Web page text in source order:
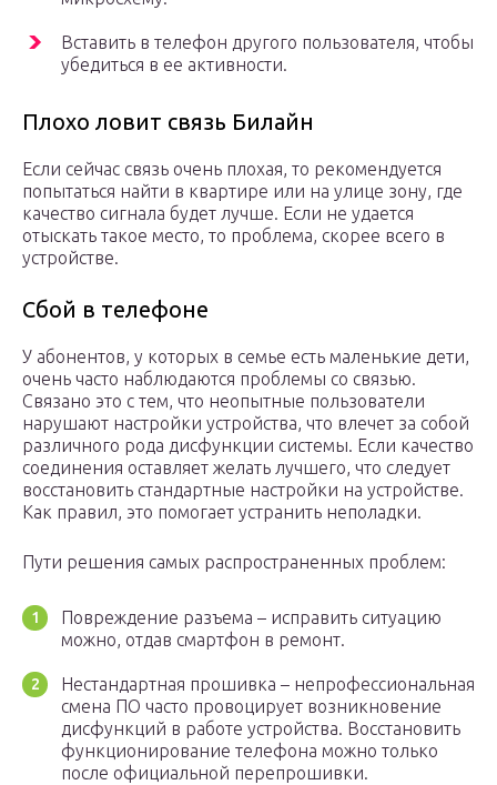
Вставить в телефон другого пользователя, чтобы
убедиться в ее активности.
Плохо ловит связь Билайн
Если сейчас связь очень плохая, то рекомендуется
попытаться найти в квартире или на улице зону, где
качество сигнала будет лучше. Если не удается
отыскать такое место, то проблема, скорее всего в
устройстве.
Сбой в телефоне
У абонентов, у которых в семье есть маленькие дети,
очень часто наблюдаются проблемы со связью.
Связано это с тем, что неопытные пользователи
нарушают настройки устройства, что влечет за собой
различного рода дисфункции системы. Если качество
соединения оставляет желать лучшего, что следует
восстановить стандартные настройки на устройстве.
Как правил, это помогает устранить неполадки.
Пути решения самых распространенных проблем:
Повреждение разъема – исправить ситуацию
можно, отдав смартфон в ремонт.
Нестандартная прошивка – непрофессиональная
смена ПО часто провоцирует возникновение
дисфункций в работе устройства. Восстановить
функционирование телефона можно только
после официальной перепрошивки.